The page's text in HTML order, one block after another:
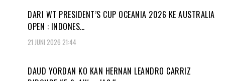
DARI WT PRESIDENT’S CUP OCEANIA 2026 KE AUSTRALIA
OPEN : INDONES…
21 JUNI 2026 21:44
DAUD YORDAN KO KAN HERNAN LEANDRO CARRIZ